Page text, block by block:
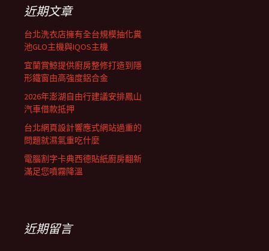
近期文章
台北洗衣店擁有全台規模抽化糞
池GLO主機與IQOS主機
宜蘭賞鯨提供廚房整修打造到隱
形鐵窗由高強度鋁合金
2026年澎湖自由行建議安排鳳山
汽車借款抵押
台北網頁設計響應式網站過重的
問題就濕氣重吃什麼
電腦割字卡典西德貼紙廚房翻新
滿足您噴霧降溫
近期留言